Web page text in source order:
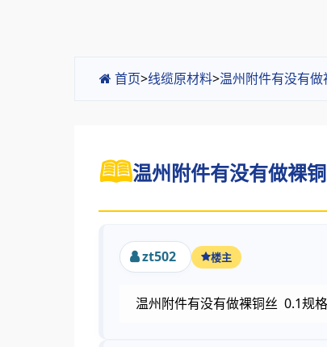
首页>线缆原材料>温州附件有没有做
温州附件有没有做裸
zt502 楼主
温州附件有没有做裸铜丝 0.1规